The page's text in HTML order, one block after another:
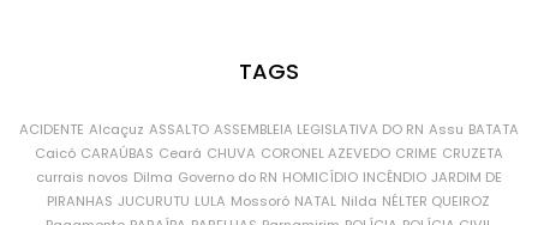
TAGS
ACIDENTE Alcaçuz ASSALTO ASSEMBLEIA LEGISLATIVA DO RN Assu BATATA
Caicó CARAÚBAS Ceará CHUVA CORONEL AZEVEDO CRIME CRUZETA
currais novos Dilma Governo do RN HOMICÍDIO INCÊNDIO JARDIM DE
PIRANHAS JUCURUTU LULA Mossoró NATAL Nilda NÉLTER QUEIROZ